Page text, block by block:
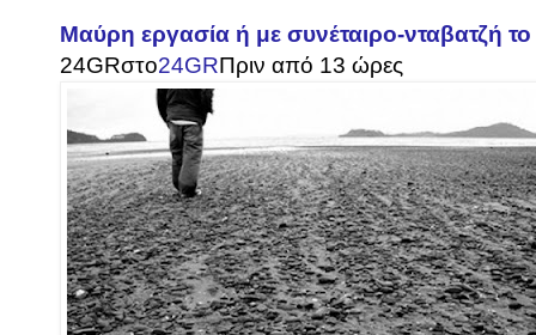
Μαύρη εργασία ή με συνέταιρο-νταβατζή
24GRστο24GRΠριν από 13 ώρες